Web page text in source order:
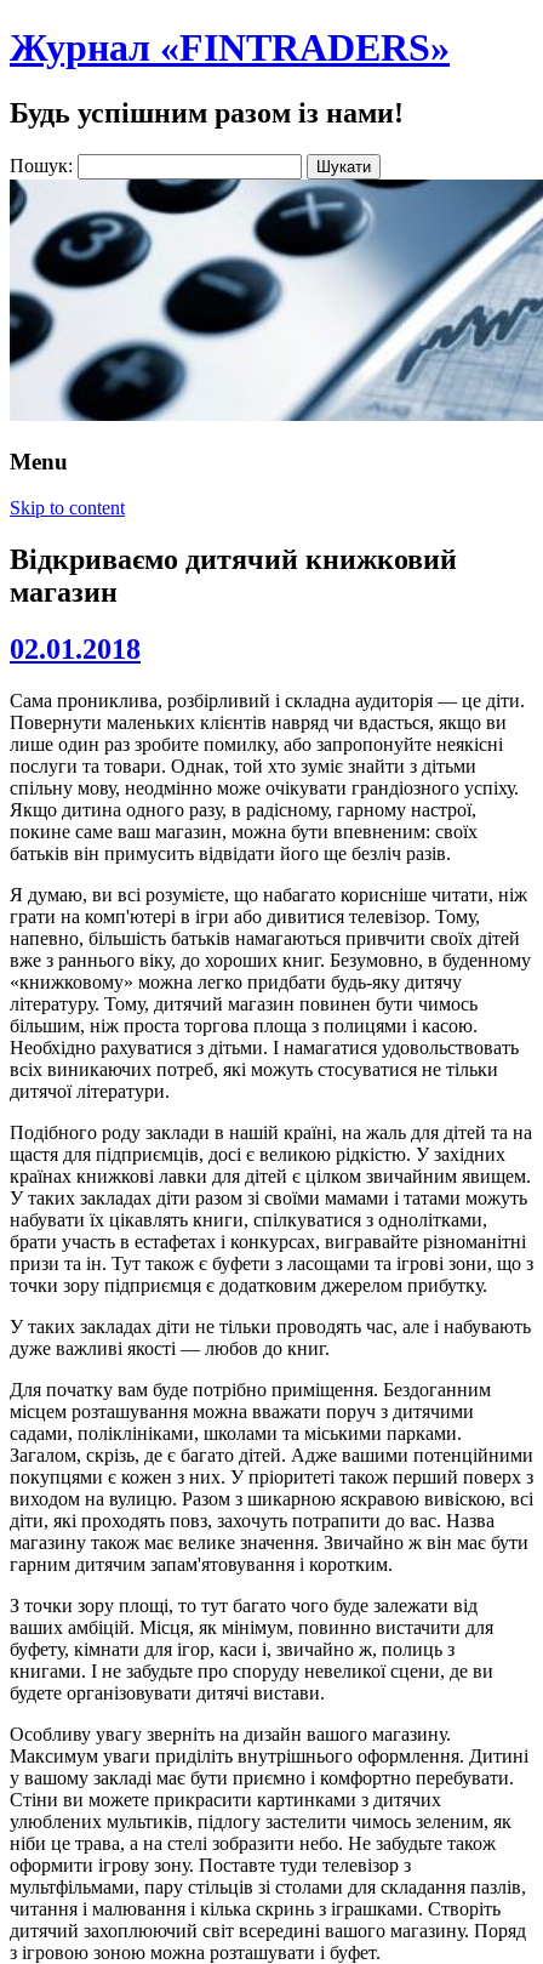
Журнал «FINTRADERS»
Будь успішним разом із нами!
Пошук:
Menu
Skip to content
Відкриваємо дитячий книжковий
магазин
02.01.2018
Сама прониклива, розбірливий і складна аудиторія — це діти.
Повернути маленьких клієнтів навряд чи вдасться, якщо ви
лише один раз зробите помилку, або запропонуйте неякісні
послуги та товари. Однак, той хто зуміє знайти з дітьми
спільну мову, неодмінно може очікувати грандіозного успіху.
Якщо дитина одного разу, в радісному, гарному настрої,
покине саме ваш магазин, можна бути впевненим: своїх
батьків він примусить відвідати його ще безліч разів.
Я думаю, ви всі розумієте, що набагато корисніше читати, ніж
грати на комп'ютері в ігри або дивитися телевізор. Тому,
напевно, більшість батьків намагаються привчити своїх дітей
вже з раннього віку, до хороших книг. Безумовно, в буденному
«книжковому» можна легко придбати будь-яку дитячу
літературу. Тому, дитячий магазин повинен бути чимось
більшим, ніж проста торгова площа з полицями і касою.
Необхідно рахуватися з дітьми. І намагатися удовольствовать
всіх виникаючих потреб, які можуть стосуватися не тільки
дитячої літератури.
Подібного роду заклади в нашій країні, на жаль для дітей та на
щастя для підприємців, досі є великою рідкістю. У західних
країнах книжкові лавки для дітей є цілком звичайним явищем.
У таких закладах діти разом зі своїми мамами і татами можуть
набувати їх цікавлять книги, спілкуватися з однолітками,
брати участь в естафетах і конкурсах, вигравайте різноманітні
призи та ін. Тут також є буфети з ласощами та ігрові зони, що з
точки зору підприємця є додатковим джерелом прибутку.
У таких закладах діти не тільки проводять час, але і набувають
дуже важливі якості — любов до книг.
Для початку вам буде потрібно приміщення. Бездоганним
місцем розташування можна вважати поруч з дитячими
садами, поліклініками, школами та міськими парками.
Загалом, скрізь, де є багато дітей. Адже вашими потенційними
покупцями є кожен з них. У пріоритеті також перший поверх з
виходом на вулицю. Разом з шикарною яскравою вивіскою, всі
діти, які проходять повз, захочуть потрапити до вас. Назва
магазину також має велике значення. Звичайно ж він має бути
гарним дитячим запам'ятовування і коротким.
З точки зору площі, то тут багато чого буде залежати від
ваших амбіцій. Місця, як мінімум, повинно вистачити для
буфету, кімнати для ігор, каси і, звичайно ж, полиць з
книгами. І не забудьте про споруду невеликої сцени, де ви
будете організовувати дитячі вистави.
Особливу увагу зверніть на дизайн вашого магазину.
Максимум уваги приділіть внутрішнього оформлення. Дитині
у вашому закладі має бути приємно і комфортно перебувати.
Стіни ви можете прикрасити картинками з дитячих
улюблених мультиків, підлогу застелити чимось зеленим, як
ніби це трава, а на стелі зобразити небо. Не забудьте також
оформити ігрову зону. Поставте туди телевізор з
мультфільмами, пару стільців зі столами для складання пазлів,
читання і малювання і кілька скринь з іграшками. Створіть
дитячий захоплюючий світ всередині вашого магазину. Поряд
з ігровою зоною можна розташувати і буфет.